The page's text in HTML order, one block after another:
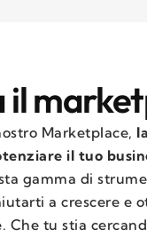
il
Marketplace,
il tuo
gamma di
a crescere e
Che tu stia